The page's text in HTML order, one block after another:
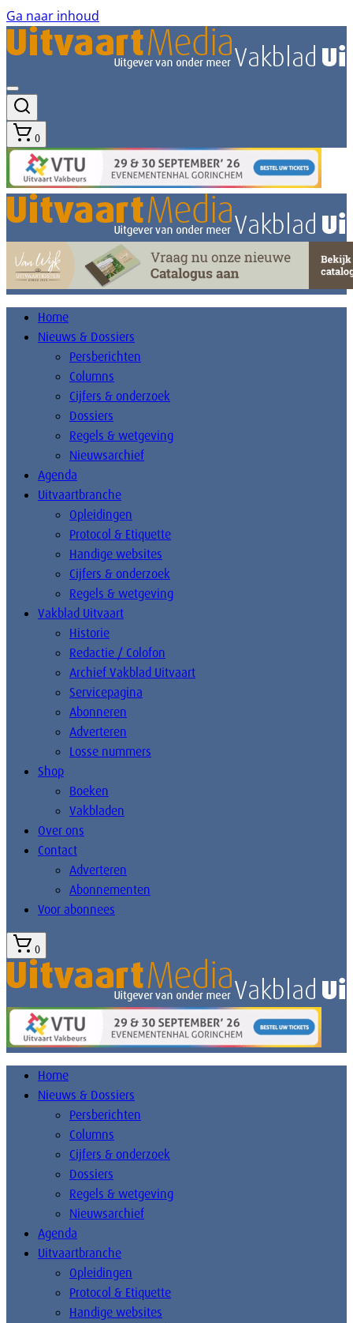
Ga naar inhoud
0
Home
Nieuws & Dossiers
Persberichten
Columns
Cijfers & onderzoek
Dossiers
Regels & wetgeving
Nieuwsarchief
Agenda
Uitvaartbranche
Opleidingen
Protocol & Etiquette
Handige websites
Cijfers & onderzoek
Regels & wetgeving
Vakblad Uitvaart
Historie
Redactie / Colofon
Archief Vakblad Uitvaart
Servicepagina
Abonneren
Adverteren
Losse nummers
Shop
Boeken
Vakbladen
Over ons
Contact
Adverteren
Abonnementen
Voor abonnees
0
Home
Nieuws & Dossiers
Persberichten
Columns
Cijfers & onderzoek
Dossiers
Regels & wetgeving
Nieuwsarchief
Agenda
Uitvaartbranche
Opleidingen
Protocol & Etiquette
Handige websites